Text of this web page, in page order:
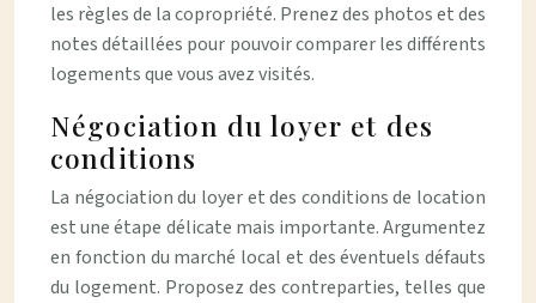
les règles de la copropriété. Prenez des photos et des
notes détaillées pour pouvoir comparer les différents
logements que vous avez visités.
Négociation du loyer et des
conditions
La négociation du loyer et des conditions de location
est une étape délicate mais importante. Argumentez
en fonction du marché local et des éventuels défauts
du logement. Proposez des contreparties, telles que